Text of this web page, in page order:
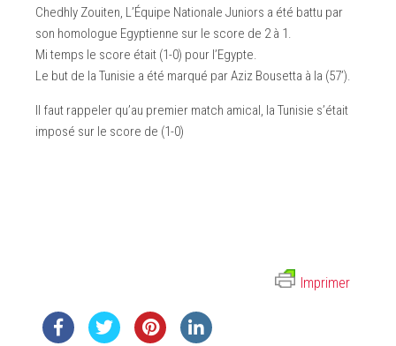
Chedhly Zouiten, L’Équipe Nationale Juniors a été battu par
son homologue Egyptienne sur le score de 2 à 1.
Mi temps le score était (1-0) pour l’Egypte.
Le but de la Tunisie a été marqué par Aziz Bousetta à la (57’).
Il faut rappeler qu’au premier match amical, la Tunisie s’était
imposé sur le score de (1-0)
Imprimer